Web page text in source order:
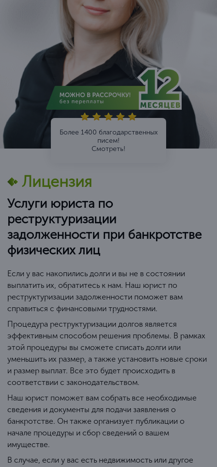
Более 1400 благодарственных
писем!
Смотреть!
Лицензия
Услуги юриста по
реструктуризации
задолженности при банкротстве
физических лиц
Если у вас накопились долги и вы не в состоянии
выплатить их, обратитесь к нам. Наш юрист по
реструктуризации задолженности поможет вам
справиться с финансовыми трудностями.
Процедура реструктуризации долгов является
эффективным способом решения проблемы. В рамках
этой процедуры вы сможете списать долги или
уменьшить их размер, а также установить новые сроки
и размер выплат. Все это будет происходить в
соответствии с законодательством.
Наш юрист поможет вам собрать все необходимые
сведения и документы для подачи заявления о
банкротстве. Он также организует публикации о
начале процедуры и сбор сведений о вашем
имуществе.
В случае, если у вас есть недвижимость или другое